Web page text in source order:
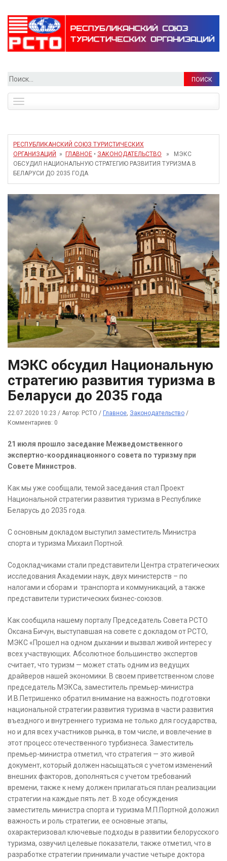
Найти:
navigation
РЕСПУБЛИКАНСКИЙ СОЮЗ ТУРИСТИЧЕСКИХ
ОРГАНИЗАЦИЙ
» ГЛАВНОЕ • ЗАКОНОДАТЕЛЬСТВО » МЭКС
ОБСУДИЛ НАЦИОНАЛЬНУЮ СТРАТЕГИЮ РАЗВИТИЯ ТУРИЗМА В
БЕЛАРУСИ ДО 2035 ГОДА
МЭКС обсудил Национальную
стратегию развития туризма в
Беларуси до 2035 года
22.07.2020 10:23 / Автор: РСТО / Главное, Законодательство /
Комментариев: 0
21 июля прошло заседание Межведомственного
экспертно-координационного совета по туризму при
Совете Министров.
Как мы уже сообщали, темой заседания стал Проект
Национальной стратегии развития туризма в Республике
Беларусь до 2035 года.
С основным докладом выступил заместитель Министра
спорта и туризма Михаил Портной.
Содокладчиками стали представители Центра стратегических
исследования Академии наук, двух министерств – по
налогами и сборам и транспорта и коммуникаций, а также
представители туристических бизнес-союзов.
Как сообщила нашему порталу Председатель Совета РСТО
Оксана Бичун, выступавшая на совете с докладом от РСТО,
МЭКС «Прошел на одном дыхании и вызвал живой интерес у
всех участвующих. Абсолютное большинство экспертов
считает, что туризм — может стать одним из ведущих
драйверов нашей экономики. В своем приветственном слове
председатель МЭКСа, заместитель премьер-министра
И.В.Петришенко обратил внимание на важность подготовки
национальной стратегии развития туризма в части развития
въездного и внутреннего туризма не только для государства,
но и для всех участников рынка, в том числе, и вовлечение в
этот процесс отечественного турбизнеса. Заместитель
премьер-министра отметил, что стратегия — это живой
документ, который должен насыщаться с учетом изменений
внешних факторов, дополняться с учетом требований
времени, также к нему должен прилагаться план реализации
стратегии на каждые пять лет. В ходе обсуждения
заместитель министра спорта и туризма М.П.Портной доложил
важность и роль стратегии, ее основные этапы,
охарактеризовал ключевые подходы в развитии белорусского
туризма, озвучил целевые показатели, также отметил, что в
разработке стратегии принимали участие четыре доктора